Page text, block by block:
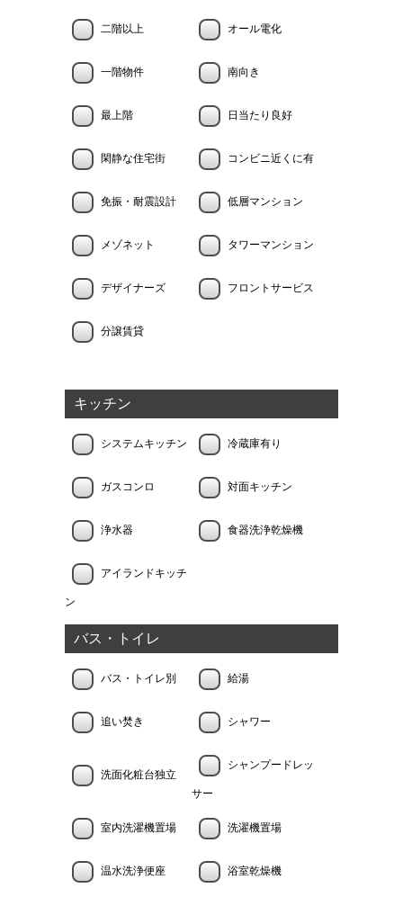
二階以上 オール電化
一階物件 南向き
最上階 日当たり良好
閑静な住宅街 コンビニ近くに有
免振・耐震設計 低層マンション
メゾネット タワーマンション
デザイナーズ フロントサービス
分譲賃貸
キッチン
システムキッチン 冷蔵庫有り
ガスコンロ 対面キッチン
浄水器 食器洗浄乾燥機
アイランドキッチ
ン
バス・トイレ
バス・トイレ別 給湯
追い焚き シャワー
洗面化粧台独立
シャンプードレッ
サー
室内洗濯機置場 洗濯機置場
温水洗浄便座 浴室乾燥機